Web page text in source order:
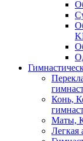
Конь,
Маты,
Легкая